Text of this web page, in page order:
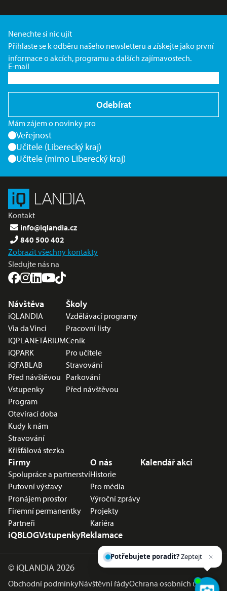
Nenechte si nic ujít
Přihlaste se k odběru našeho newsletteru a získejte jako první
informace o akcích, programu a dalších zajímavostech.
E-mail
Odebírat
Mám zájem o novinky pro
Veřejnost
Učitele (Liberecký kraj)
Učitele (mimo Liberecký kraj)
Kontakt
info@iqlandia.cz
840 500 402
Zobrazit všechny kontakty
Sledujte nás na
Nabídka v zápatí
Návštěva
iQLANDIA
Via da Vinci
iQPLANETÁRIUM
iQPARK
iQFABLAB
Před návštěvou
Vstupenky
Program
Otevírací doba
Kudy k nám
Stravování
Křišťálová stezka
Školy
Vzdělávací programy
Pracovní listy
Ceník
Pro učitele
Stravování
Parkování
Před návštěvou
Firmy
Spolupráce a partnerství
Putovní výstavy
Pronájem prostor
Firemní permanentky
Partneři
O nás
Historie
Pro média
Výroční zprávy
Projekty
Kariéra
Kalendář akcí
iQBLOGVstupenkyReklamace
© iQLANDIA 2026
Obchodní podmínkyNávštěvní řádyOchrana osobních údajů
Potřebujete poradit?Zeptejte se našeho
asiste